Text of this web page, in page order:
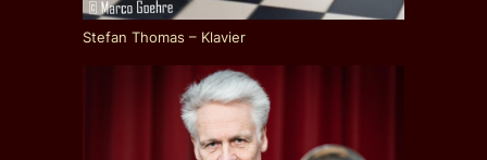
Stefan Thomas – Klavier